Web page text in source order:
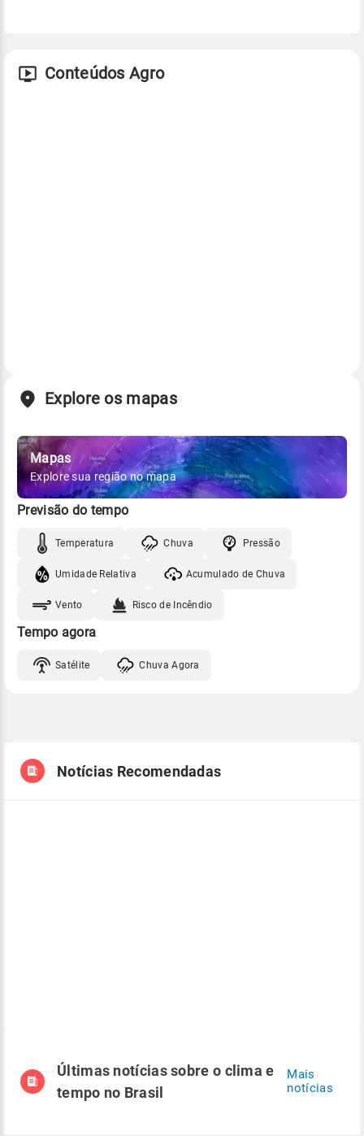
Conteúdos Agro
Explore os mapas
Mapas
Explore sua região no mapa
Previsão do tempo
Temperatura Chuva Pressão
Umidade Relativa Acumulado de Chuva
Vento Risco de Incêndio
Tempo agora
Satélite Chuva Agora
Notícias Recomendadas
Últimas notícias sobre o clima e
tempo no Brasil
Mais
notícias